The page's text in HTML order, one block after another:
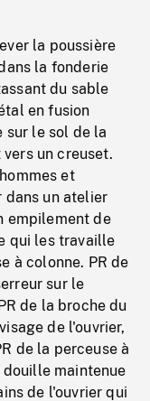
la poussière
la fonderie
du sable
en fusion
sur le sol de la
un creuset.
et
dans un atelier
empilement de
qui les travaille
à colonne. PR de
sur le
de la broche du
de l'ouvrier,
de la perceuse à
maintenue
de l'ouvrier qui